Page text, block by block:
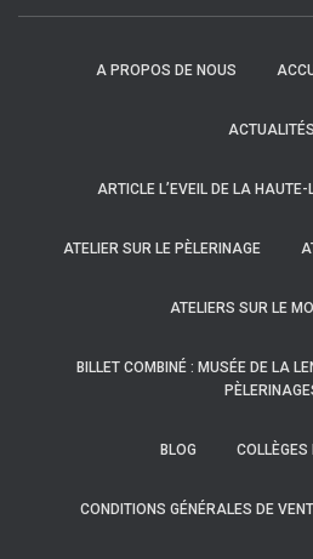
A PROPOS DE NOUS
ACTUALITÉS
ARTICLE L’EVEIL DE LA
ATELIER SUR LE PÈLERINAGE
ATELIERS SUR LE
BILLET COMBINÉ : MUSÉE DE LA
BLOG COLLÈGES
CONDITIONS GÉNÉRALES DE